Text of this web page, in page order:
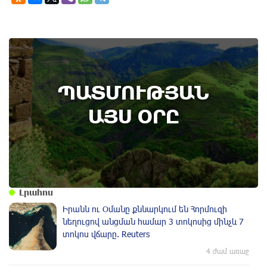
ՊԱՏՄՈՒԹՅԱՆ
ԱՅՍ ՕՐԸ
6th of August
Կառավարությունը ազդարարել է Հյուսիս -
Հարավ ավտոմայրուղու շինարարության
մեկնարկը․ պատմության այս օրը (6
օգոստոս)
Լրահոս
Իրանն ու Օմանը քննարկում են Հորմուզի
նեղուցով անցման համար 3 տոկոսից մինչև 7
տոկոս վճարը. Reuters
4 ժամ առաջ